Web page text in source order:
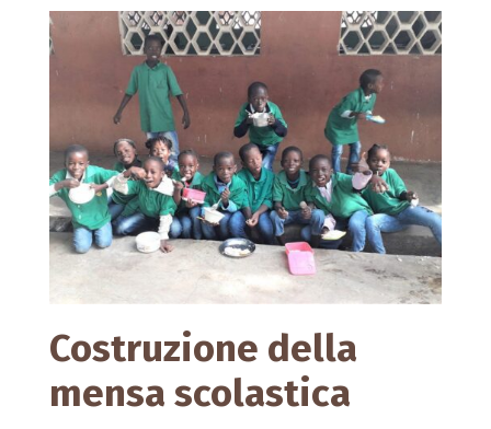
Costruzione della
mensa scolastica